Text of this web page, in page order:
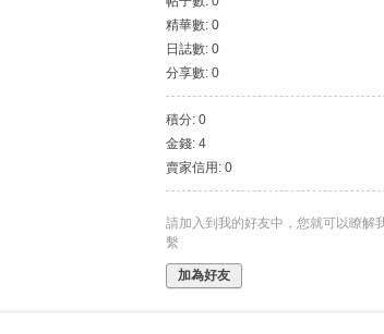
精華數: 0
日誌數: 0
分享數: 0
積分: 0
金錢: 4
賣家信用: 0
請加入到我的好友中，您就可以瞭解
繫
加為好友